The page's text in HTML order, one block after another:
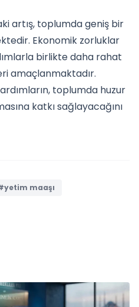
artış, toplumda geniş bir
Ekonomik zorluklar
birlikte daha rahat
amaçlanmaktadır.
toplumda huzur
katkı sağlayacağını
maaşı